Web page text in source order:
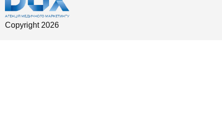
Copyright 2026